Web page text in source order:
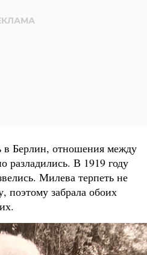
в Берлин, отношения между
разладились. В 1919 году
Милева терпеть не
поэтому забрала обоих